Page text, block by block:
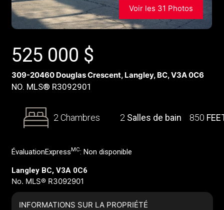
Voir les 31 Photos
525 000 $
309-20460 Douglas Crescent, Langley, BC, V3A 0C6
NO. MLS® R3092901
2 Chambres 2 Salles de bain 850
ÉvaluationExpress MC: Non disponible
Langley BC, V3A 0C6
No. MLS® R3092901
INFORMATIONS SUR LA PROPRIÉTÉ